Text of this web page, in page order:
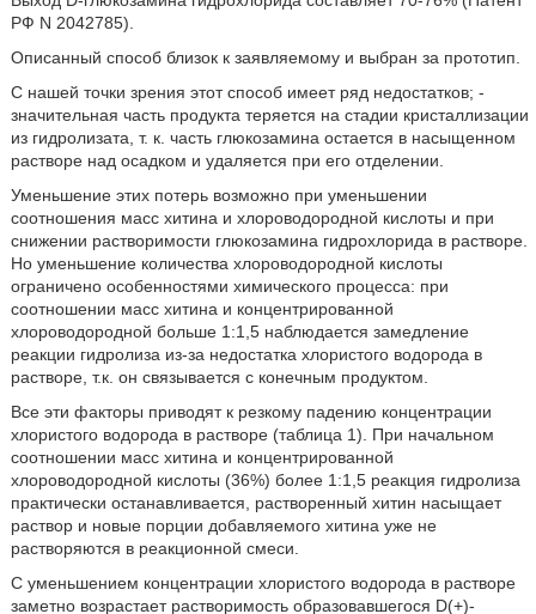
РФ N 2042785).
Описанный способ близок к заявляемому и выбран за прототип.
С нашей точки зрения этот способ имеет ряд недостатков; -
значительная часть продукта теряется на стадии кристаллизации
из гидролизата, т. к. часть глюкозамина остается в насыщенном
растворе над осадком и удаляется при его отделении.
Уменьшение этих потерь возможно при уменьшении
соотношения масс хитина и хлороводородной кислоты и при
снижении растворимости глюкозамина гидрохлорида в растворе.
Но уменьшение количества хлороводородной кислоты
ограничено особенностями химического процесса: при
соотношении масс хитина и концентрированной
хлороводородной больше 1:1,5 наблюдается замедление
реакции гидролиза из-за недостатка хлористого водорода в
растворе, т.к. он связывается с конечным продуктом.
Все эти факторы приводят к резкому падению концентрации
хлористого водорода в растворе (таблица 1). При начальном
соотношении масс хитина и концентрированной
хлороводородной кислоты (36%) более 1:1,5 реакция гидролиза
практически останавливается, растворенный хитин насыщает
раствор и новые порции добавляемого хитина уже не
растворяются в реакционной смеси.
С уменьшением концентрации хлористого водорода в растворе
заметно возрастает растворимость образовавшегося D(+)-